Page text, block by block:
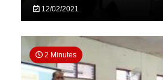
12/02/2021
2 Minutes